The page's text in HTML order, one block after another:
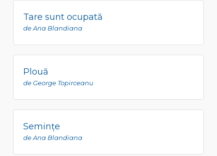
Tare sunt ocupată
de Ana Blandiana
Plouă
de George Topirceanu
Seminţe
de Ana Blandiana